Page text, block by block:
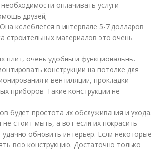
оплачивать услуги
друзей;
колеблется в интервале 5-7 долларов
строительных материалов это очень
плит, очень удобны и функциональны.
конструкции на потолке для
и вентиляции, прокладки
приборов. Такие конструкции не
будет простота их обслуживания и ухода.
стоит мыть, а вот если их покрасить
обновить интерьер. Если некоторые
всю конструкцию. Достаточно только